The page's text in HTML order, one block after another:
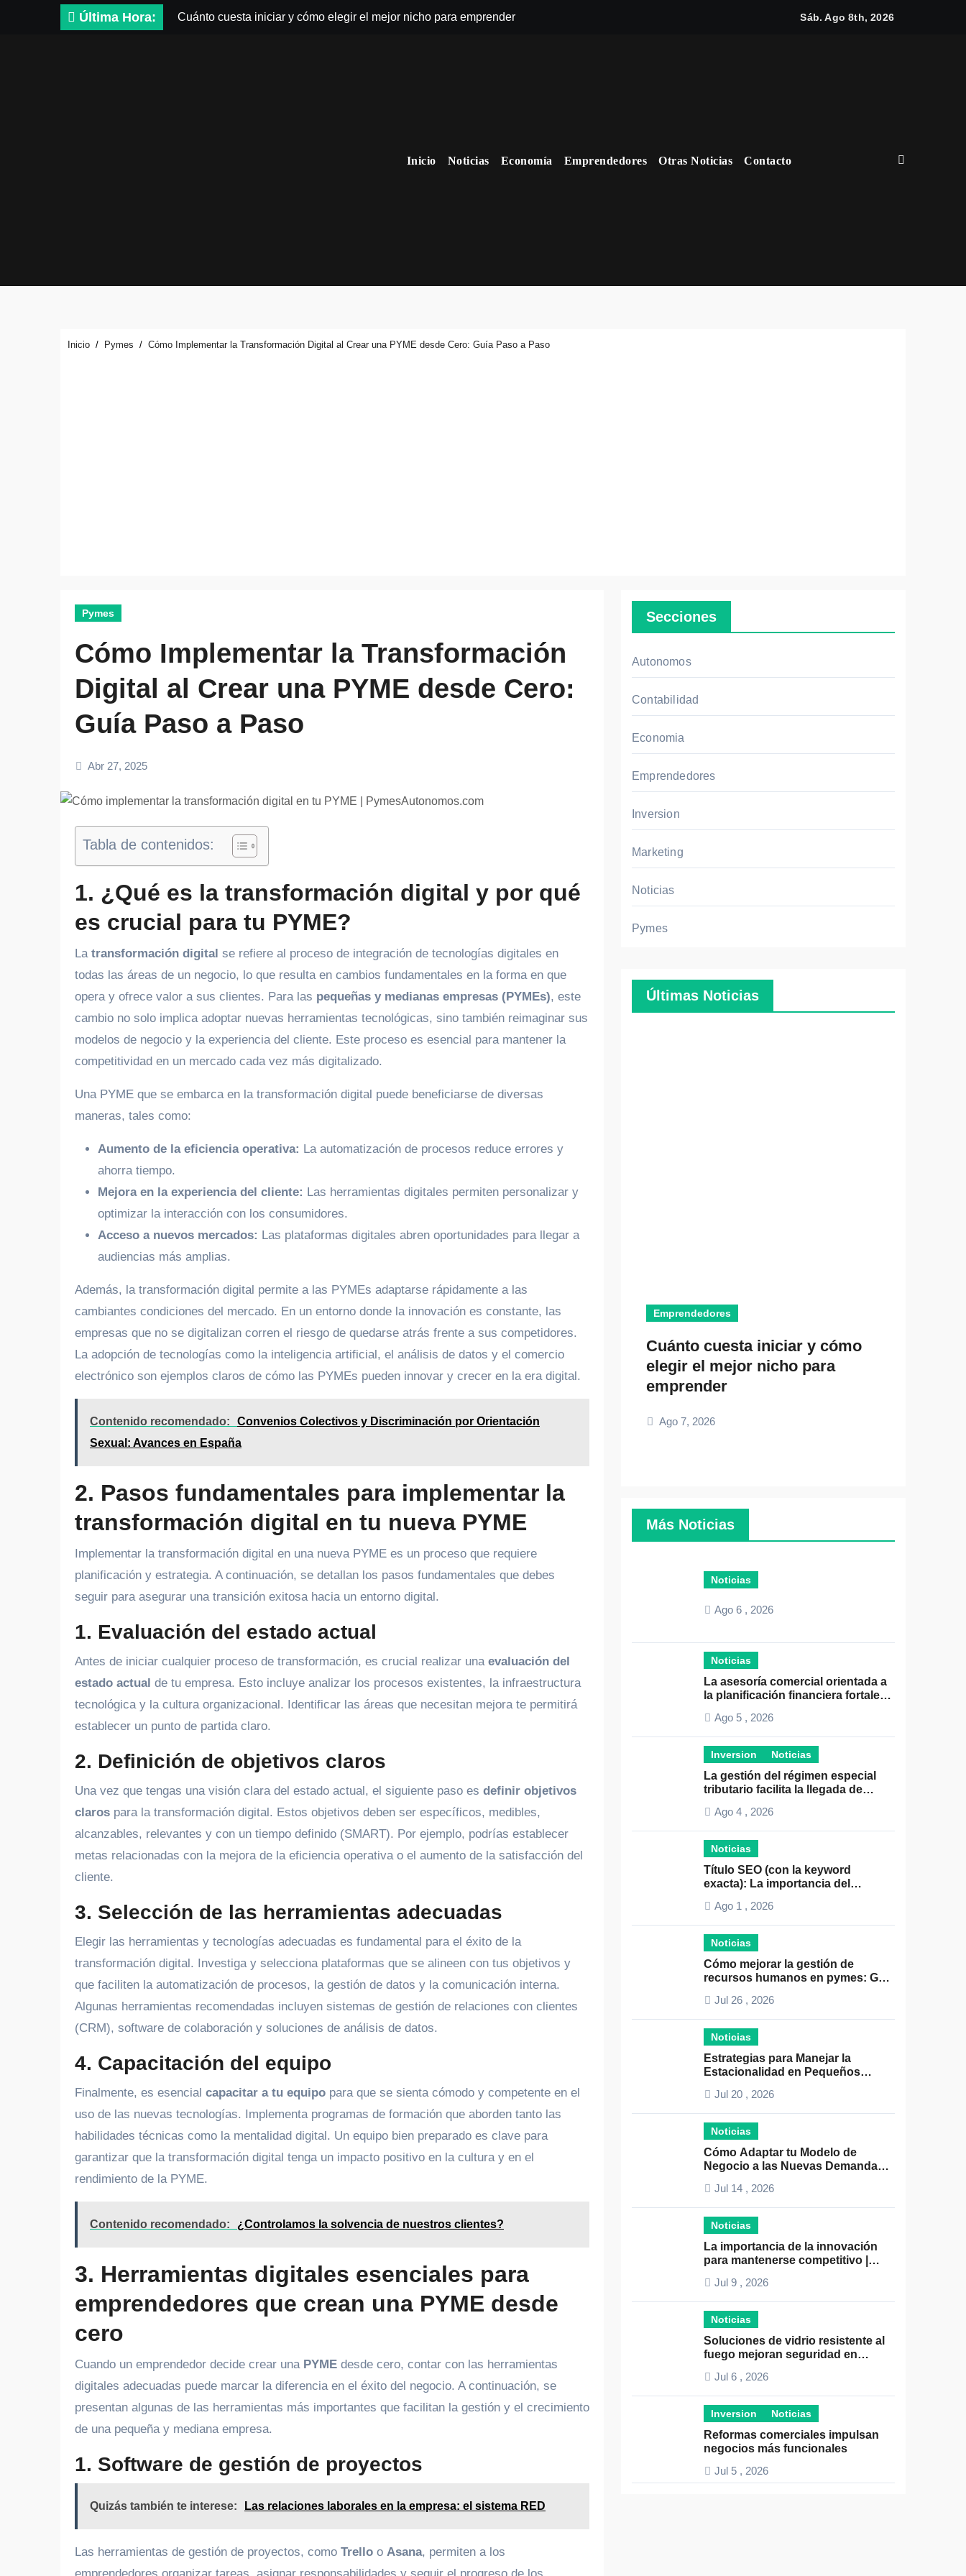
Última Hora: Cuánto cuesta iniciar y cómo elegir el mejor nicho para emprender Sáb. Ago 8th, 2026
Inicio Noticias Economía Emprendedores Otras Noticias Contacto
Inicio Pymes Cómo Implementar la Transformación Digital al Crear una PYME desde Cero: Guía Paso a Paso
Pymes
Cómo Implementar la Transformación
Digital al Crear una PYME desde Cero:
Guía Paso a Paso
Abr 27, 2025
Tabla de contenidos:
1. ¿Qué es la transformación digital y por qué
es crucial para tu PYME?
La transformación digital se refiere al proceso de integración de tecnologías digitales en
todas las áreas de un negocio, lo que resulta en cambios fundamentales en la forma en que
opera y ofrece valor a sus clientes. Para las pequeñas y medianas empresas (PYMEs), este
cambio no solo implica adoptar nuevas herramientas tecnológicas, sino también reimaginar sus
modelos de negocio y la experiencia del cliente. Este proceso es esencial para mantener la
competitividad en un mercado cada vez más digitalizado.
Una PYME que se embarca en la transformación digital puede beneficiarse de diversas
maneras, tales como:
Aumento de la eficiencia operativa: La automatización de procesos reduce errores y
ahorra tiempo.
Mejora en la experiencia del cliente: Las herramientas digitales permiten personalizar y
optimizar la interacción con los consumidores.
Acceso a nuevos mercados: Las plataformas digitales abren oportunidades para llegar a
audiencias más amplias.
Además, la transformación digital permite a las PYMEs adaptarse rápidamente a las
cambiantes condiciones del mercado. En un entorno donde la innovación es constante, las
empresas que no se digitalizan corren el riesgo de quedarse atrás frente a sus competidores.
La adopción de tecnologías como la inteligencia artificial, el análisis de datos y el comercio
electrónico son ejemplos claros de cómo las PYMEs pueden innovar y crecer en la era digital.
Contenido recomendado:
Convenios Colectivos y Discriminación por Orientación
Sexual: Avances en España
2. Pasos fundamentales para implementar la
transformación digital en tu nueva PYME
Implementar la transformación digital en una nueva PYME es un proceso que requiere
planificación y estrategia. A continuación, se detallan los pasos fundamentales que debes
seguir para asegurar una transición exitosa hacia un entorno digital.
1. Evaluación del estado actual
Antes de iniciar cualquier proceso de transformación, es crucial realizar una evaluación del
estado actual de tu empresa. Esto incluye analizar los procesos existentes, la infraestructura
tecnológica y la cultura organizacional. Identificar las áreas que necesitan mejora te permitirá
establecer un punto de partida claro.
2. Definición de objetivos claros
Una vez que tengas una visión clara del estado actual, el siguiente paso es definir objetivos
claros para la transformación digital. Estos objetivos deben ser específicos, medibles,
alcanzables, relevantes y con un tiempo definido (SMART). Por ejemplo, podrías establecer
metas relacionadas con la mejora de la eficiencia operativa o el aumento de la satisfacción del
cliente.
3. Selección de las herramientas adecuadas
Elegir las herramientas y tecnologías adecuadas es fundamental para el éxito de la
transformación digital. Investiga y selecciona plataformas que se alineen con tus objetivos y
que faciliten la automatización de procesos, la gestión de datos y la comunicación interna.
Algunas herramientas recomendadas incluyen sistemas de gestión de relaciones con clientes
(CRM), software de colaboración y soluciones de análisis de datos.
4. Capacitación del equipo
Finalmente, es esencial capacitar a tu equipo para que se sienta cómodo y competente en el
uso de las nuevas tecnologías. Implementa programas de formación que aborden tanto las
habilidades técnicas como la mentalidad digital. Un equipo bien preparado es clave para
garantizar que la transformación digital tenga un impacto positivo en la cultura y en el
rendimiento de la PYME.
Contenido recomendado: ¿Controlamos la solvencia de nuestros clientes?
3. Herramientas digitales esenciales para
emprendedores que crean una PYME desde
cero
Cuando un emprendedor decide crear una PYME desde cero, contar con las herramientas
digitales adecuadas puede marcar la diferencia en el éxito del negocio. A continuación, se
presentan algunas de las herramientas más importantes que facilitan la gestión y el crecimiento
de una pequeña y mediana empresa.
1. Software de gestión de proyectos
Quizás también te interese: Las relaciones laborales en la empresa: el sistema RED
Las herramientas de gestión de proyectos, como Trello o Asana, permiten a los
Secciones
Autonomos
Contabilidad
Economia
Emprendedores
Inversion
Marketing
Noticias
Pymes
Últimas Noticias
Emprendedores
Cuánto cuesta iniciar y cómo
elegir el mejor nicho para
emprender
Ago 7, 2026
Más Noticias
Noticias
Ago 6 , 2026
Noticias
La asesoría comercial orientada a
la planificación financiera fortalece
Ago 5 , 2026
Inversion Noticias
La gestión del régimen especial
tributario facilita la llegada de
Ago 4 , 2026
Noticias
Título SEO (con la keyword
exacta): La importancia del
autónomos
Ago 1 , 2026
Noticias
Cómo mejorar la gestión de
recursos humanos en pymes: Guía
Jul 26 , 2026
Noticias
Estrategias para Manejar la
Estacionalidad en Pequeños
Jul 20 , 2026
Noticias
Cómo Adaptar tu Modelo de
Negocio a las Nuevas Demandas
Jul 14 , 2026
Noticias
La importancia de la innovación
para mantenerse competitivo |
Jul 9 , 2026
Noticias
Soluciones de vidrio resistente al
fuego mejoran seguridad en
Jul 6 , 2026
Inversion Noticias
Reformas comerciales impulsan
negocios más funcionales
Jul 5 , 2026